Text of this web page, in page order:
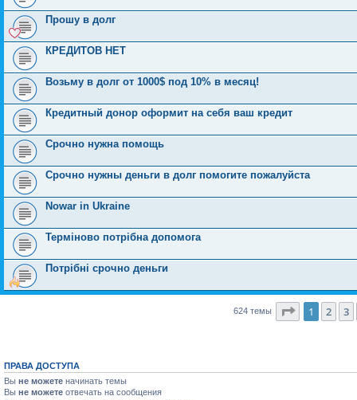
Прошу в долг
КРЕДИТОВ НЕТ
Возьму в долг от 1000$ под 10% в месяц!
Кредитный донор оформит на себя ваш кредит
Срочно нужна помощь
Срочно нужны деньги в долг помогите пожалуйста
Nowar in Ukraine
Терміново потрібна допомога
Потрібні срочно деньги
624 темы Страница
1 2 3
ПРАВА ДОСТУПА
Вы не можете начинать темы
Вы не можете отвечать на сообщения